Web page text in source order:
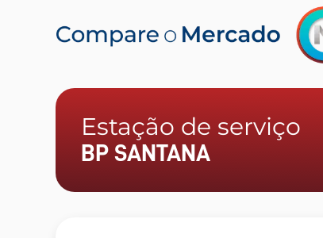
Estação de serviço
BP SANTANA